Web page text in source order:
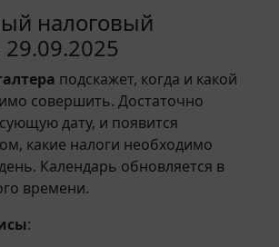
налоговый
подскажет, когда и какой
совершить. Достаточно
дату, и появится
какие налоги необходимо
Календарь обновляется в
времени.
: